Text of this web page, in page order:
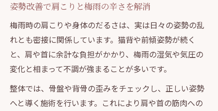
姿勢改善で肩こりと梅雨の辛さを解消
梅雨時の肩こりや身体のだるさは、実は日々の姿勢の乱
れとも密接に関係しています。猫背や前傾姿勢が続く
と、肩や首に余計な負担がかかり、梅雨の湿気や気圧の
変化と相まって不調が強まることが多いです。
整体では、骨盤や背骨の歪みをチェックし、正しい姿勢
へと導く施術を行います。これにより肩や首の筋肉への